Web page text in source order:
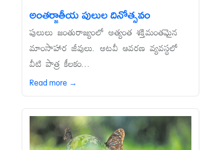
అంతర్జాతీయ పులుల దినోత్సవం
పులులు జంతురాజ్యంలో అత్యంత శక్తిమంతమైన
మాంసాహార జీవులు. అటవీ ఆవరణ వ్యవస్థలో
వీటి పాత్ర కీలకం...
Read more →